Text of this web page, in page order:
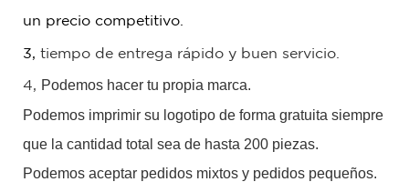
un precio competitivo.
3, tiempo de entrega rápido y buen servicio.
4, Podemos hacer tu propia marca.
Podemos imprimir su logotipo de forma gratuita siempre
que la cantidad total sea de hasta 200 piezas.
Podemos aceptar pedidos mixtos y pedidos pequeños.